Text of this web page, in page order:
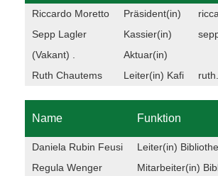
Riccardo Moretto Präsident(in)
Sepp Lagler
Kassier(in)
(Vakant) .
Aktuar(in)
Ruth Chautems
Leiter(in) Kafi
Name Funktion
Daniela Rubin Feusi Leiter(in)
Regula Wenger
Mitarbeiter(in)